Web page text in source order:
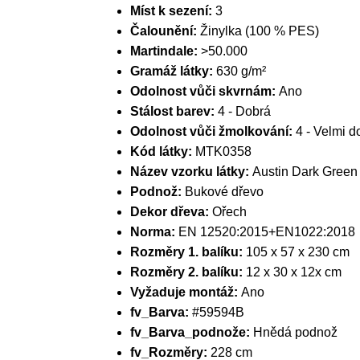
Míst k sezení: 3
Čalounění: Žinylka (100 % PES)
Martindale: >50.000
Gramáž látky: 630 g/m²
Odolnost vůči skvrnám: Ano
Stálost barev: 4 - Dobrá
Odolnost vůči žmolkování: 4 - Velmi
Kód látky: MTK0358
Název vzorku látky: Austin Dark Green
Podnož: Bukové dřevo
Dekor dřeva: Ořech
Norma: EN 12520:2015+EN1022:2018
Rozměry 1. balíku: 105 x 57 x 230 cm
Rozměry 2. balíku: 12 x 30 x 12x cm
Vyžaduje montáž: Ano
fv_Barva: #59594B
fv_Barva_podnože: Hnědá podnož
fv_Rozměry: 228 cm